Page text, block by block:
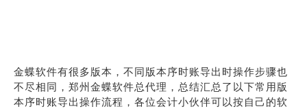
金蝶软件有很多版本，不同版本序时账导出时操作步骤也
不尽相同，郑州金蝶软件总代理，总结汇总了以下常用版
本序时账导出操作流程，各位会计小伙伴可以按自己的软